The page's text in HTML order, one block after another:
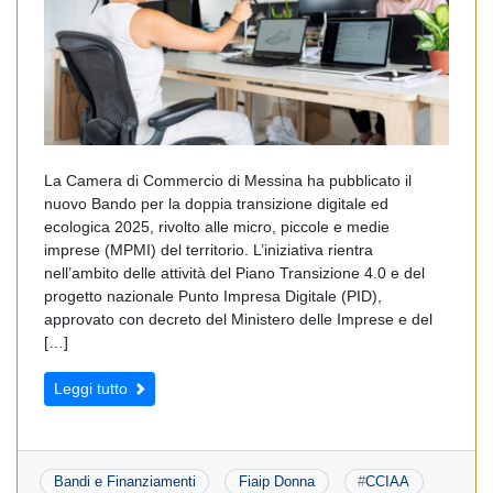
La Camera di Commercio di Messina ha pubblicato il
nuovo Bando per la doppia transizione digitale ed
ecologica 2025, rivolto alle micro, piccole e medie
imprese (MPMI) del territorio. L’iniziativa rientra
nell’ambito delle attività del Piano Transizione 4.0 e del
progetto nazionale Punto Impresa Digitale (PID),
approvato con decreto del Ministero delle Imprese e del
[…]
Leggi tutto
Bandi e Finanziamenti Fiaip Donna #CCIAA